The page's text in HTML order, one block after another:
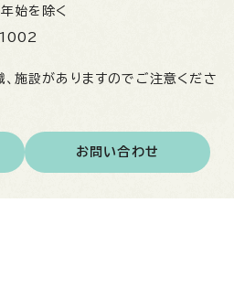
始を除く
施設がありますのでご注意くださ
お問い合わせ